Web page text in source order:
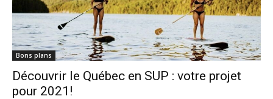
Bons plans
Découvrir le Québec en SUP : votre projet
pour 2021!